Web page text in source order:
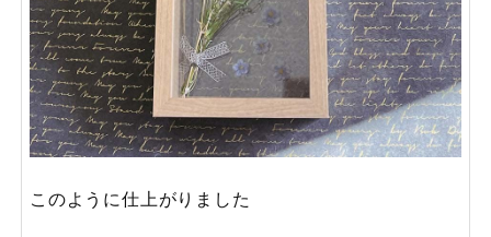
このように仕上がりました